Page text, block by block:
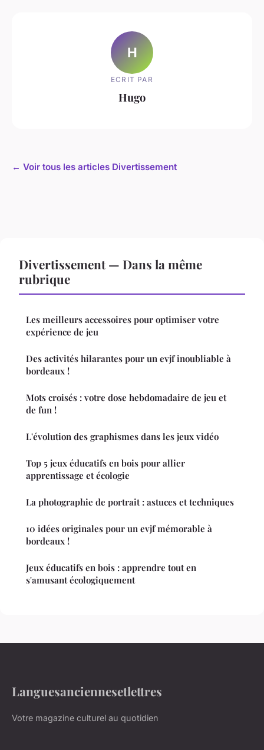
H
ECRIT PAR
Hugo
← Voir tous les articles Divertissement
Divertissement — Dans la même
rubrique
Les meilleurs accessoires pour optimiser votre
expérience de jeu
Des activités hilarantes pour un evjf inoubliable à
bordeaux !
Mots croisés : votre dose hebdomadaire de jeu et
de fun !
L'évolution des graphismes dans les jeux vidéo
Top 5 jeux éducatifs en bois pour allier
apprentissage et écologie
La photographie de portrait : astuces et techniques
10 idées originales pour un evjf mémorable à
bordeaux !
Jeux éducatifs en bois : apprendre tout en
s'amusant écologiquement
Languesanciennesetlettres
Votre magazine culturel au quotidien